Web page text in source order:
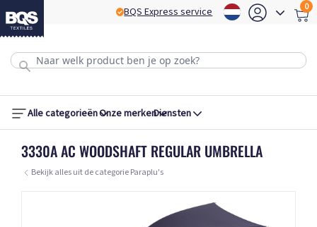
BQS Express service 0
Alle categorieënOnze merkenDiensten
3330A AC WOODSHAFT REGULAR UMBRELLA
Bekijk alles uit de categorie Paraplu's